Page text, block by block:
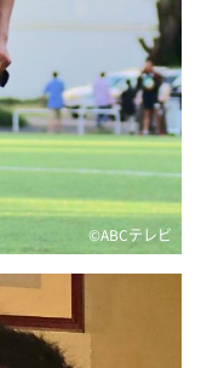
©️ABCテレビ